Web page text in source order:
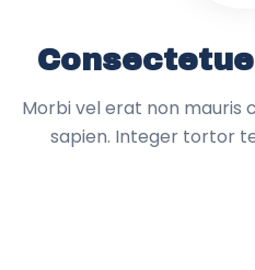
Morbi vel erat non mauris
sapien. Integer tortor